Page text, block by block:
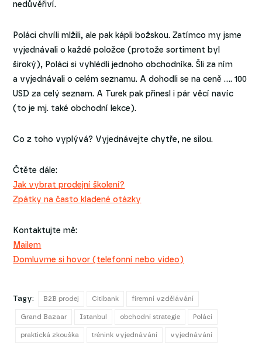
nedůvěřiví.
Poláci chvíli mlžili, ale pak kápli božskou. Zatímco my jsme
vyjednávali o každé položce (protože sortiment byl
široký), Poláci si vyhlédli jednoho obchodníka. Šli za ním
a vyjednávali o celém seznamu. A dohodli se na ceně …. 100
USD za celý seznam. A Turek pak přinesl i pár věcí navíc
(to je mj. také obchodní lekce).
Co z toho vyplývá? Vyjednávejte chytře, ne silou.
Čtěte dále:
Jak vybrat prodejní školení?
Zpátky na často kladené otázky
Kontaktujte mě:
Mailem
Domluvme si hovor (telefonní nebo video)
Tagy: B2B prodej Citibank firemní vzdělávání
Grand Bazaar Istanbul obchodní strategie Poláci
praktická zkouška trénink vyjednávání vyjednávání